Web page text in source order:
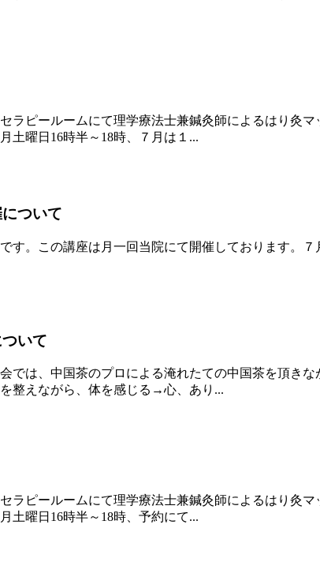
ピールームにて理学療法士兼鍼灸師によるはり灸
土曜日16時半～18時、７月は１...
ついて
です。この講座は月一回当院にて開催しておりま
いて
では、中国茶のプロによる淹れたての中国茶を頂き
整えながら、体を感じる→心、あり...
ピールームにて理学療法士兼鍼灸師によるはり灸
土曜日16時半～18時、予約にて...